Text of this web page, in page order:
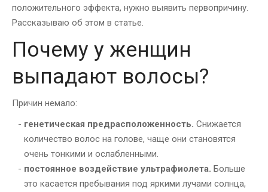
положительного эффекта, нужно выявить первопричину.
Рассказываю об этом в статье.
Почему у женщин
выпадают волосы?
Причин немало:
генетическая предрасположенность. Снижается
количество волос на голове, чаще они становятся
очень тонкими и ослабленными.
постоянное воздействие ультрафиолета. Больше
это касается пребывания под яркими лучами солнца,